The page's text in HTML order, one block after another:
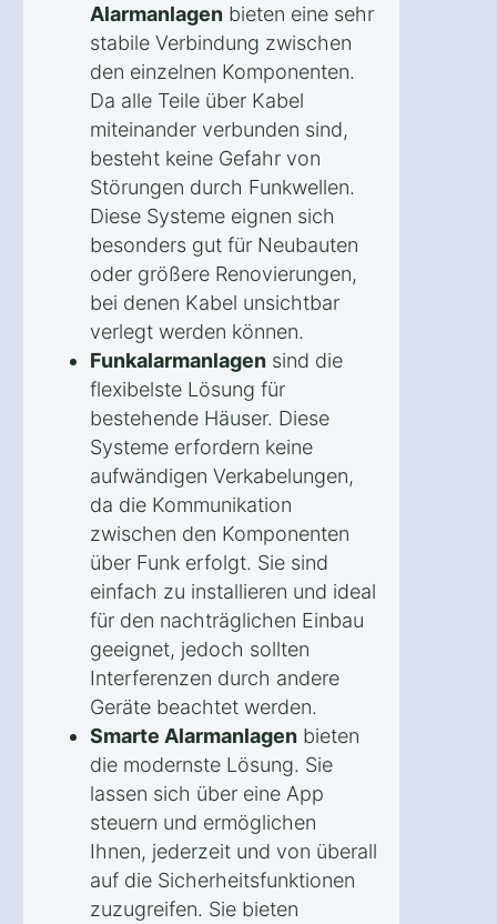
Alarmanlagen bieten eine sehr
stabile Verbindung zwischen
den einzelnen Komponenten.
Da alle Teile über Kabel
miteinander verbunden sind,
besteht keine Gefahr von
Störungen durch Funkwellen.
Diese Systeme eignen sich
besonders gut für Neubauten
oder größere Renovierungen,
bei denen Kabel unsichtbar
verlegt werden können.
Funkalarmanlagen sind die
flexibelste Lösung für
bestehende Häuser. Diese
Systeme erfordern keine
aufwändigen Verkabelungen,
da die Kommunikation
zwischen den Komponenten
über Funk erfolgt. Sie sind
einfach zu installieren und ideal
für den nachträglichen Einbau
geeignet, jedoch sollten
Interferenzen durch andere
Geräte beachtet werden.
Smarte Alarmanlagen bieten
die modernste Lösung. Sie
lassen sich über eine App
steuern und ermöglichen
Ihnen, jederzeit und von überall
auf die Sicherheitsfunktionen
zuzugreifen. Sie bieten